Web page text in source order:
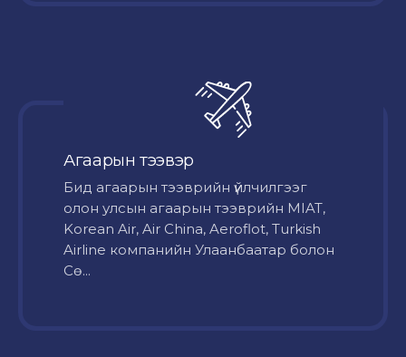
Агаарын тээвэр
Бид агаарын тээврийн үйлчилгээг
олон улсын агаарын тээврийн MIAT,
Korean Air, Air China, Aeroflot, Turkish
Airline компанийн Улаанбаатар болон
Сө...